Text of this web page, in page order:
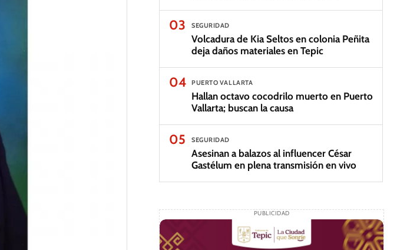
03 SEGURIDAD
Volcadura de Kia Seltos en colonia Peñita
deja daños materiales en Tepic
04 PUERTO VALLARTA
Hallan octavo cocodrilo muerto en Puerto
Vallarta; buscan la causa
05 SEGURIDAD
Asesinan a balazos al influencer César
Gastélum en plena transmisión en vivo
PUBLICIDAD